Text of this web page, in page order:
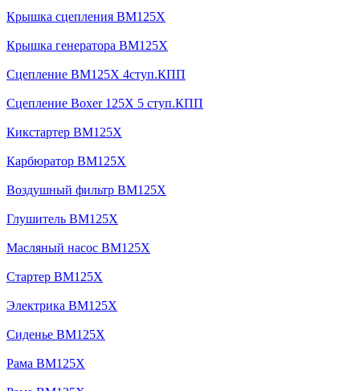
Крышка сцепления BM125X
Крышка генератора BM125X
Сцепление BM125X 4ступ.КПП
Сцепление Boxer 125X 5 ступ.КПП
Кикстартер BM125X
Карбюратор BM125X
Воздушный фильтр BM125X
Глушитель BM125X
Масляный насос BM125X
Стартер BM125X
Электрика BM125X
Сиденье BM125X
Рама BM125X